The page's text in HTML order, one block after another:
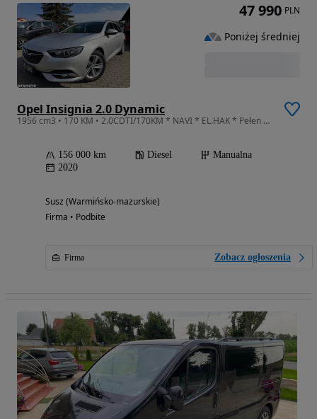
Opel Insignia 2.0 Dynamic
1956 cm3 • 170 KM • 2.0CDTI/170KM * NAVI * EL.HAK * Pełen Serwis *
156 000 km Diesel
Manualna
2020
Susz (Warmińsko-mazurskie)
Firma • Podbite
Firma Zobacz ogłoszenia
47 990 PLN
Poniżej średniej